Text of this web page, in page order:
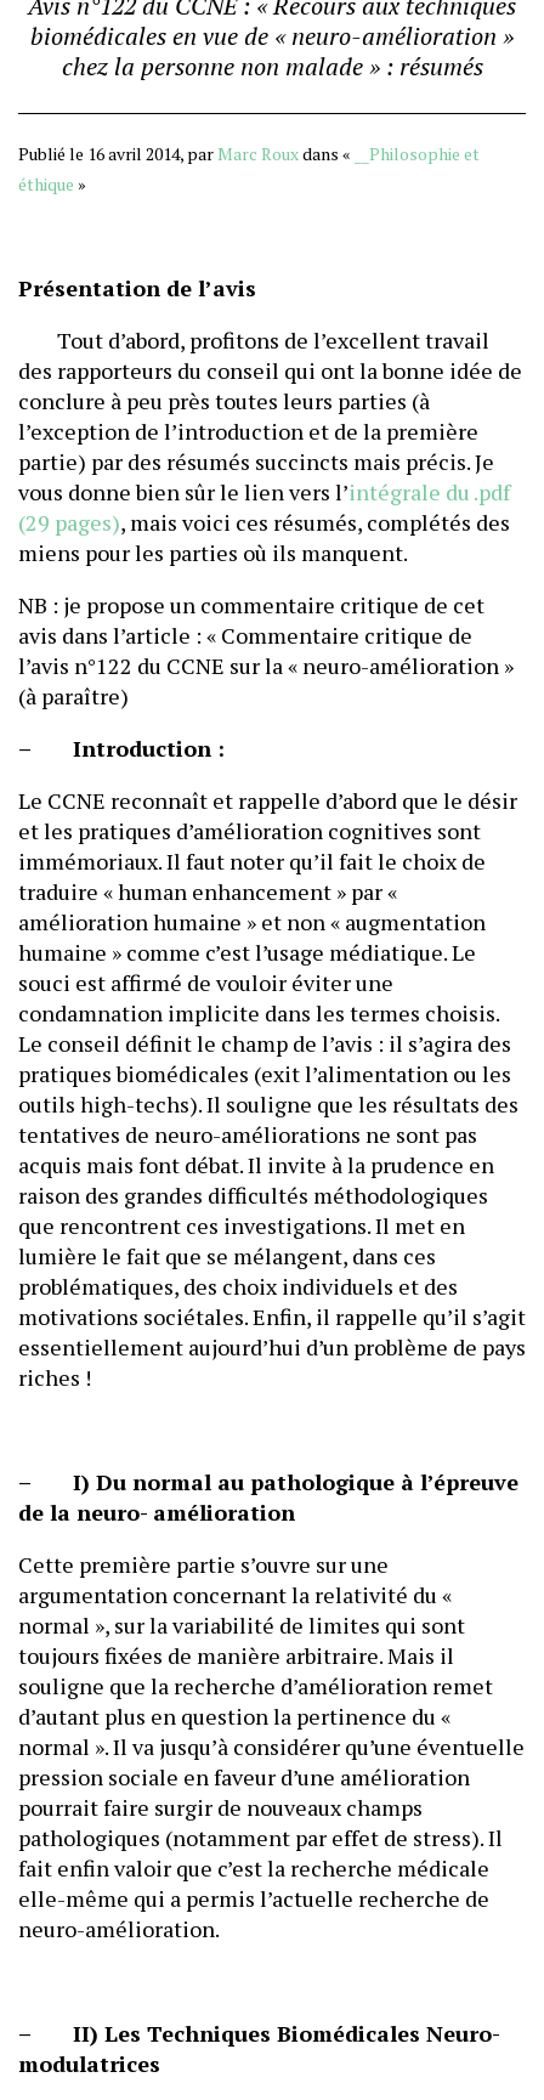
biomédicales en vue de « neuro-amélioration »
chez la personne non malade » : résumés
Publié le 16 avril 2014, parMarc Rouxdans «
__Philosophie et
éthique »
Présentation de l’avis
Tout d’abord, profitons de l’excellent travail
des rapporteurs du conseil qui ont la bonne idée de
conclure à peu près toutes leurs parties (à
l’exception de l’introduction et de la première
partie) par des résumés succincts mais précis. Je
vous donne bien sûr le lien vers l’intégrale du .pdf
(29 pages), mais voici ces résumés, complétés des
miens pour les parties où ils manquent.
NB : je propose un commentaire critique de cet
avis dans l’article : « Commentaire critique de
l’avis n°122 du CCNE sur la « neuro-amélioration »
(à paraître)
– Introduction :
Le CCNE reconnaît et rappelle d’abord que le désir
et les pratiques d’amélioration cognitives sont
immémoriaux. Il faut noter qu’il fait le choix de
traduire « human enhancement » par «
amélioration humaine » et non « augmentation
humaine » comme c’est l’usage médiatique. Le
souci est affirmé de vouloir éviter une
condamnation implicite dans les termes choisis.
Le conseil définit le champ de l’avis : il s’agira des
pratiques biomédicales (exit l’alimentation ou les
outils high-techs). Il souligne que les résultats des
tentatives de neuro-améliorations ne sont pas
acquis mais font débat. Il invite à la prudence en
raison des grandes difficultés méthodologiques
que rencontrent ces investigations. Il met en
lumière le fait que se mélangent, dans ces
problématiques, des choix individuels et des
motivations sociétales. Enfin, il rappelle qu’il s’agit
essentiellement aujourd’hui d’un problème de pays
riches !
– I) Du normal au pathologique à l’épreuve
de la neuro- amélioration
Cette première partie s’ouvre sur une
argumentation concernant la relativité du «
normal », sur la variabilité de limites qui sont
toujours fixées de manière arbitraire. Mais il
souligne que la recherche d’amélioration remet
d’autant plus en question la pertinence du «
normal ». Il va jusqu’à considérer qu’une éventuelle
pression sociale en faveur d’une amélioration
pourrait faire surgir de nouveaux champs
pathologiques (notamment par effet de stress). Il
fait enfin valoir que c’est la recherche médicale
elle-même qui a permis l’actuelle recherche de
neuro-amélioration.
– II) Les Techniques Biomédicales Neuro-
modulatrices